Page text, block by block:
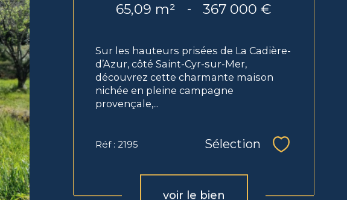
65,09 m² - 367 000 €
Sur les hauteurs prisées de La Cadière-
d’Azur, côté Saint-Cyr-sur-Mer,
découvrez cette charmante maison
nichée en pleine campagne
provençale,...
Réf : 2195 Sélection
voir le bien